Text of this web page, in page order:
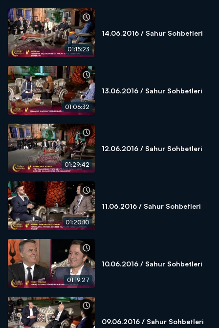
01:15:23
14.06.2016 / Sahur Sohbetleri
01:06:32
13.06.2016 / Sahur Sohbetleri
01:29:42
12.06.2016 / Sahur Sohbetleri
01:20:10
11.06.2016 / Sahur Sohbetleri
01:19:27
10.06.2016 / Sahur Sohbetleri
09.06.2016 / Sahur Sohbetleri